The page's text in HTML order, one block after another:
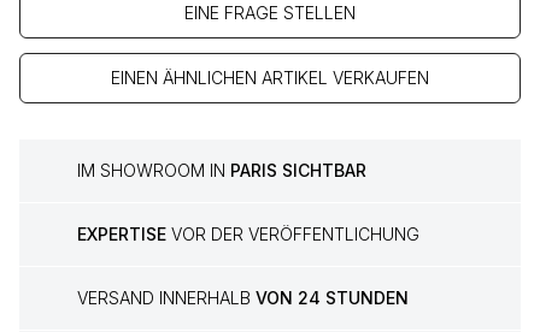
EINE FRAGE STELLEN
EINEN ÄHNLICHEN ARTIKEL VERKAUFEN
IM SHOWROOM IN PARIS SICHTBAR
EXPERTISE VOR DER VERÖFFENTLICHUNG
VERSAND INNERHALB VON 24 STUNDEN